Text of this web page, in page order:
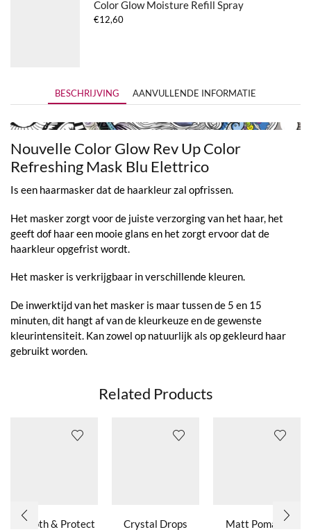
Color Glow Moisture Refill Spray
€12,60
BESCHRIJVING AANVULLENDE INFORMATIE
Nouvelle Color Glow Rev Up Color
Refreshing Mask Blu Elettrico
Is een haarmasker dat de haarkleur zal opfrissen.
Het masker zorgt voor de juiste verzorging van het haar, het
geeft dof haar een mooie glans en het zorgt ervoor dat de
haarkleur opgefrist wordt.
Het masker is verkrijgbaar in verschillende kleuren.
De inwerktijd van het masker is maar tussen de 5 en 15
minuten, dit hangt af van de kleurkeuze en de gewenste
kleurintensiteit. Kan zowel op natuurlijk als op gekleurd haar
gebruikt worden.
Related Products
Smooth & Protect
Crystal Drops
Matt Pomade